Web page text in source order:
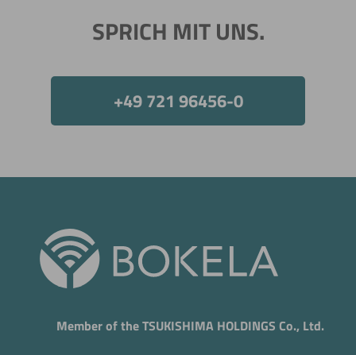
SPRICH MIT UNS.
+49 721 96456-0
Member of the TSUKISHIMA HOLDINGS Co., Ltd.